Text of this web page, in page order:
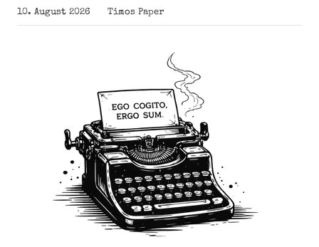
Zum
Inhalt
10. August 2026 Timos Paper